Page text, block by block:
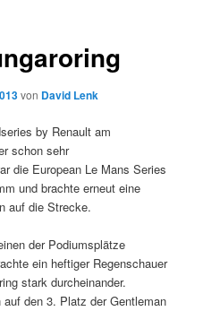
von David Lenk
by Renault am
schon sehr
die European Le Mans Series
und brachte erneut eine
auf die Strecke.
der Podiumsplätze
ein heftiger Regenschauer
stark durcheinander.
den 3. Platz der Gentleman